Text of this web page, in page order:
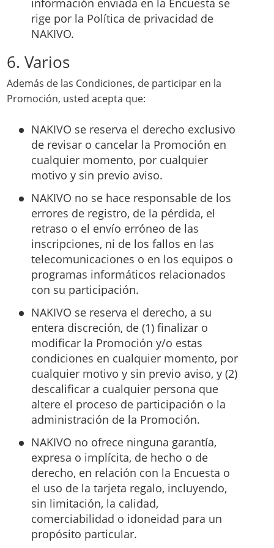
información enviada en la Encuesta se
rige por la Política de privacidad de
NAKIVO.
6. Varios
Además de las Condiciones, de participar en la
Promoción, usted acepta que:
NAKIVO se reserva el derecho exclusivo
de revisar o cancelar la Promoción en
cualquier momento, por cualquier
motivo y sin previo aviso.
NAKIVO no se hace responsable de los
errores de registro, de la pérdida, el
retraso o el envío erróneo de las
inscripciones, ni de los fallos en las
telecomunicaciones o en los equipos o
programas informáticos relacionados
con su participación.
NAKIVO se reserva el derecho, a su
entera discreción, de (1) finalizar o
modificar la Promoción y/o estas
condiciones en cualquier momento, por
cualquier motivo y sin previo aviso, y (2)
descalificar a cualquier persona que
altere el proceso de participación o la
administración de la Promoción.
NAKIVO no ofrece ninguna garantía,
expresa o implícita, de hecho o de
derecho, en relación con la Encuesta o
el uso de la tarjeta regalo, incluyendo,
sin limitación, la calidad,
comerciabilidad o idoneidad para un
propósito particular.